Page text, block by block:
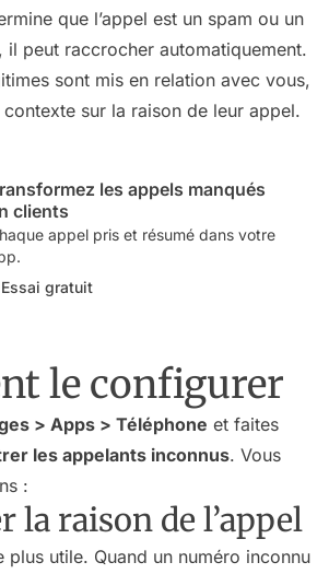
que l’appel est un spam ou un
il peut raccrocher automatiquement.
sont mis en relation avec vous,
sur la raison de leur appel.
les appels manqués
clients
appel pris et résumé dans votre
Essai gratuit
le configurer
> Apps > Téléphone et faites
les appelants inconnus. Vous
:
la raison de l’appel
plus utile. Quand un numéro inconnu